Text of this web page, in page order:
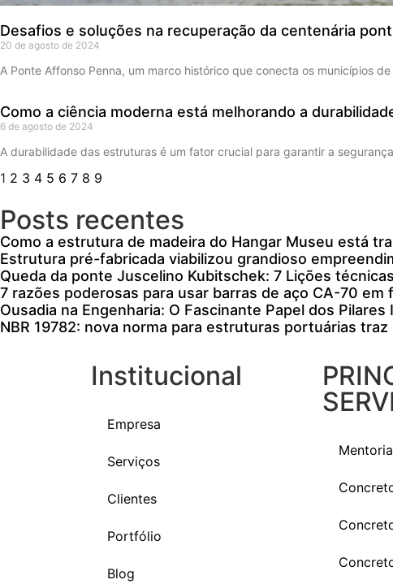
Desafios e soluções na recuperação da centenária
20 de agosto de 2024
A Ponte Affonso Penna, um marco histórico que conecta os municípios
Como a ciência moderna está melhorando a
6 de agosto de 2024
A durabilidade das estruturas é um fator crucial para garantir a
1 2 3 4 5 6 7 8 9
Posts recentes
Como a estrutura de madeira do Hangar Museu está
Estrutura pré-fabricada viabilizou grandioso
Queda da ponte Juscelino Kubitschek: 7 Lições
7 razões poderosas para usar barras de aço CA-70 em
Ousadia na Engenharia: O Fascinante Papel dos Pilares
NBR 19782: nova norma para estruturas portuárias
Institucional
Empresa
Serviços
Clientes
Portfólio
Blog
Mentoria